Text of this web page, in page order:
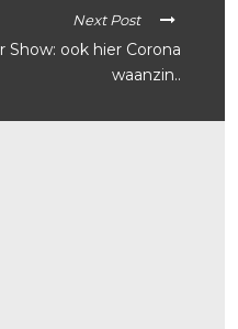
Next Post
Show: ook hier Corona
waanzin..